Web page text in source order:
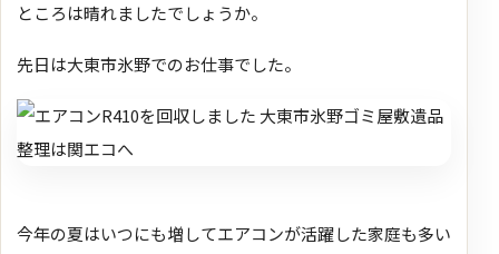
ところは晴れましたでしょうか。
先日は大東市氷野でのお仕事でした。
今年の夏はいつにも増してエアコンが活躍した家庭も多い